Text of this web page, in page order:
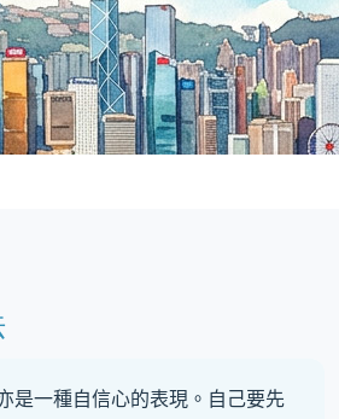
是一種自信心的表現。 自己要先